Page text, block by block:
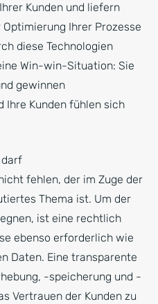
Kunden und liefern
Ihrer Prozesse
diese Technologien
Win-win-Situation: Sie
gewinnen
Ihre Kunden fühlen sich
darf
fehlen, der im Zuge der
Thema ist. Um der
ist eine rechtlich
ebenso erforderlich wie
Daten. Eine transparente
-speicherung und -
Vertrauen der Kunden zu